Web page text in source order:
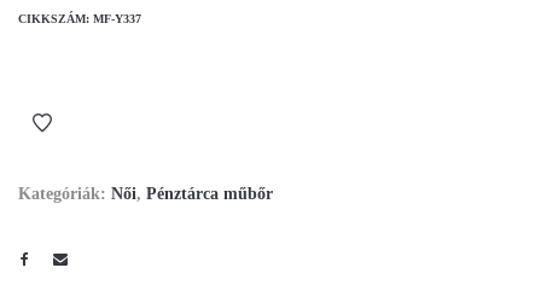
CIKKSZÁM: MF-Y337
Kategóriák: Női, Pénztárca műbőr